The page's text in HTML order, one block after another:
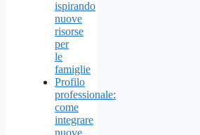
ispirando
nuove
risorse
per
le
famiglie
Profilo
professionale:
come
integrare
nuove